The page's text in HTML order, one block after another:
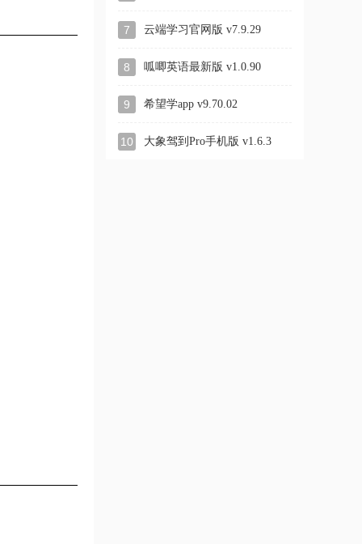
7 云端学习官网版 v7.9.29
8 呱唧英语最新版 v1.0.90
9 希望学app v9.70.02
10 大象驾到Pro手机版 v1.6.3